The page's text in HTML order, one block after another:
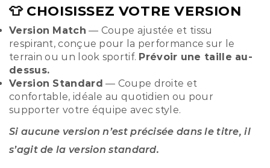
👕 CHOISISSEZ VOTRE VERSION
Version Match — Coupe ajustée et tissu
respirant, conçue pour la performance sur le
terrain ou un look sportif. Prévoir une taille au-
dessus.
Version Standard — Coupe droite et
confortable, idéale au quotidien ou pour
supporter votre équipe avec style.
Si aucune version n’est précisée dans le titre, il
s’agit de la version standard.